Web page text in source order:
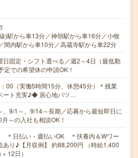
)駅から車13分／神領駅から車16分／小牧
間内駅から車10分／高蔵寺駅から車22分
固定・シフト選べる／週2～4日（最低勤
定での希望休の申請OK！
00（実働5時間15分、休憩45分）＊残業
ート充実♪◆ 居心地バツ…
、9/1～、9/14～長期／応募から最短即日に
～の入社も相談OK！
日払い・週払いOK ＊扶養内＆Wワー
り♪【月収例】 約88,200円 （時給1,400
12日）